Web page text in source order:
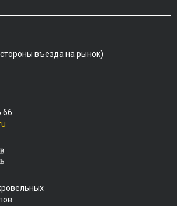
въезда на рынок)
66